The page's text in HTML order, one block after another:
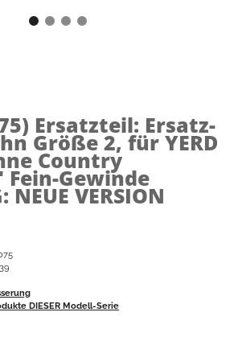
Ersatzteil: Ersatz-
Größe 2, für YERD
Country
Fein-Gewinde
NEUE VERSION
DIESER Modell-Serie